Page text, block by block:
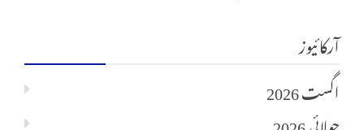
آرکائیوز
اگست 2026